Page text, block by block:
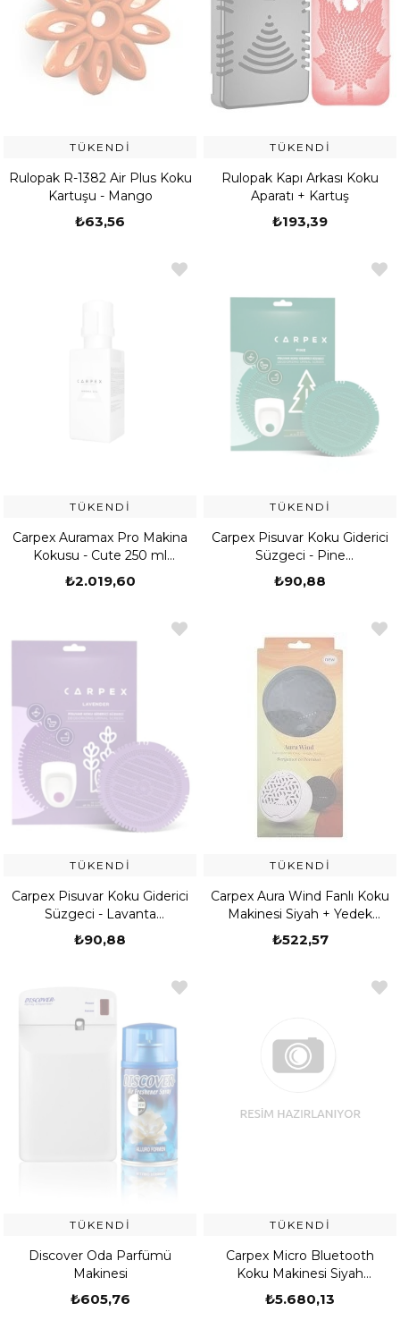
TÜKENDI
Rulopak R-1382 Air Plus Koku
Kartuşu - Mango
₺63,56
TÜKENDI
Rulopak Kapı Arkası Koku
Aparatı + Kartuş
₺193,39
TÜKENDI
Carpex Auramax Pro Makina
Kokusu - Cute 250 ml
(539907250001)
₺2.019,60
TÜKENDI
Carpex Pisuvar Koku Giderici
Süzgeci - Pine
(529904110001)
₺90,88
TÜKENDI
Carpex Pisuvar Koku Giderici
Süzgeci - Lavanta
(529904110001)
₺90,88
TÜKENDI
Carpex Aura Wind Fanlı Koku
Makinesi Siyah + Yedek
Kokulu Tropikal Delist
(529203040001)
₺522,57
TÜKENDI
Discover Oda Parfümü
Makinesi
₺605,76
TÜKENDI
Carpex Micro Bluetooth
Koku Makinesi Siyah
(529202110001)
₺5.680,13